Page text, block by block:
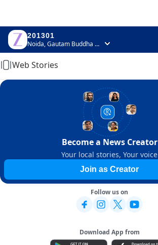
201301
Noida, Gautam Buddha Nagar, Uttar Pradesh
Home
Web Stories
Become a News Creator
Your local stories, Your voice
Join as Creator
Follow us on
Download App from